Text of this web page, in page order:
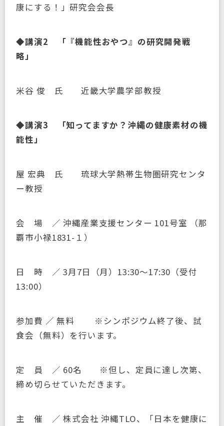
康にする！」研究会会長
◆講演2 「『機能性おやつ』の研究開発戦
略」
米谷 俊 氏 近畿大学農学部教授
◆講演3 「知ってますか？沖縄の健康素材の機
能性」
屋 宏典 氏 琉球大学熱帯生物圏研究センタ
ー教授
会 場 ／ 沖縄産業支援センター 101号室 （那
覇市小禄1831-１）
日 時 ／ 3月7日（月）13:30～17:30（受付
13:00）
参加費 ／ 無料 ※シンポジウム終了後、試
食会（無料）を行います。
定 員 ／ 60名 ※但し、定員に達し次第、
締め切らせていただきます。
主 催 ／ 株式会社 沖縄TLO、「日本を健康に